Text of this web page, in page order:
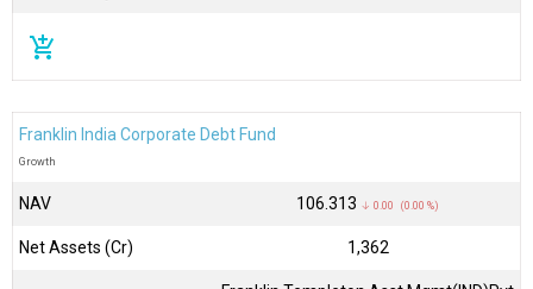
add_shopping_cart
Franklin India Corporate Debt Fund
Growth
NAV ₹106.313 ↓ 0.00 (0.00 %)
Net Assets (Cr) ₹1,362